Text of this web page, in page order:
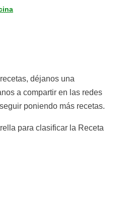
déjanos una
a compartir en las redes
poniendo más recetas.
para clasificar la Receta